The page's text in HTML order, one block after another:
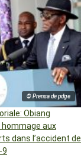
© Prensa de pdge
Obiang
hommage aux
dans l’accident de
9